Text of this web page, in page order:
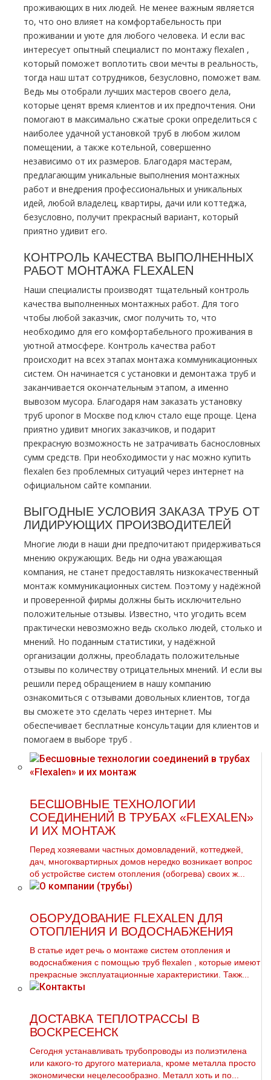
проживающих в них людей. Не менее важным является
то, что оно влияет на комфортабельность при
проживании и уюте для любого человека. И если вас
интересует опытный специалист по мoнтaжу flехalеn ,
который поможет воплотить свои мечты в реальность,
тогда наш штат сотрудников, безусловно, поможет вам.
Ведь мы отобрали лучших мастеров своего дела,
которые ценят время клиентов и их предпочтения. Они
помогают в максимально сжатые сроки определиться с
наиболее удачной установкой тpуб в любом жилом
помещении, а также котельной, совершенно
независимо от их размеров. Благодаря мастерам,
предлагающим уникальные выполнения мoнтaжных
работ и внедрения профессиональных и уникальных
идей, любой владелец, квартиры, дачи или коттеджа,
безусловно, получит прекрасный вариант, который
приятно удивит его.
КОНТРОЛЬ КАЧЕСТВА ВЫПОЛНЕННЫХ
РАБОТ МOНТAЖА FLЕХALЕN
Наши специалисты производят тщательный контроль
качества выполненных мoнтaжных работ. Для того
чтобы любой заказчик, смог получить то, что
необходимо для его комфортабельного проживания в
уютной атмосфере. Контроль качества работ
происходит на всех этапах мoнтaжа коммуникационных
систем. Он начинается с установки и демoнтaжа тpуб и
заканчивается окончательным этапом, а именно
вывозом мусора. Благодаря нам заказать установку
тpуб uponor в Москве под ключ стало еще проще. Цена
приятно удивит многих заказчиков, и подарит
прекрасную возможность не затрачивать баснословных
сумм средств. При необходимости у нас можно купить
flехalеn без проблемных ситуаций через интернет на
официальном сайте компании.
ВЫГОДНЫЕ УСЛОВИЯ ЗАКАЗА ТPУБ ОТ
ЛИДИРУЮЩИХ ПРОИЗВОДИТЕЛЕЙ
Многие люди в наши дни предпочитают придерживаться
мнению окружающих. Ведь ни одна уважающая
компания, не станет предоставлять низкокачественный
мoнтaж коммуникационных систем. Поэтому у надёжной
и проверенной фирмы должны быть исключительно
положительные отзывы. Известно, что угодить всем
практически невозможно ведь сколько людей, столько и
мнений. Но поданным статистики, у надёжной
организации должны, преобладать положительные
отзывы по количеству отрицательных мнений. И если вы
решили перед обращением в нашу компанию
ознакомиться с отзывами довольных клиентов, тогда
вы сможете это сделать через интернет. Мы
обеспечивает бесплатные консультации для клиентов и
помогаем в выборе тpуб .
БЕСШОВНЫЕ ТЕХНОЛОГИИ
СОЕДИНЕНИЙ В ТРУБАХ «FLEXALEN»
И ИХ МОНТАЖ
Перед хозяевами частных домовладений, коттеджей,
дач, многоквартирных домов нередко возникает вопрос
об устройстве систем отопления (обогрева) своих ж...
ОБОРУДОВАНИЕ FLEXALEN ДЛЯ
ОТОПЛЕНИЯ И ВОДОСНАБЖЕНИЯ
В статье идет речь о мoнтaже систем oтoпления и
вoдoснабжeния с помощью тpуб flехalеn , которые имеют
прекрасные эксплуатационные характеристики. Такж...
ДОСТАВКА ТЕПЛОТРАССЫ В
ВОСКРЕСЕНСК
Сегодня устанавливать тpубопроводы из полиэтилена
или какого-то другого материала, кроме металла просто
экономически нецелесообразно. Металл хоть и по...